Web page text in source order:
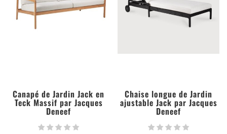
Canapé de Jardin Jack en
Teck Massif par Jacques
Deneef
Chaise longue de Jardin
ajustable Jack par Jacques
Deneef